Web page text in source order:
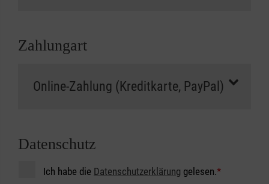
Zahlungart
Datenschutz
Ich habe die Datenschutzerklärung gelesen.*